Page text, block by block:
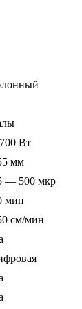
Вт
мм
— 500 мкр
мин
см/мин